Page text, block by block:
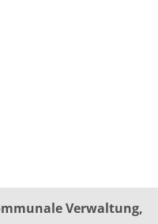
Verwaltung,